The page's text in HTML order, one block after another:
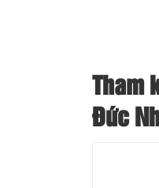
Tham
Đức